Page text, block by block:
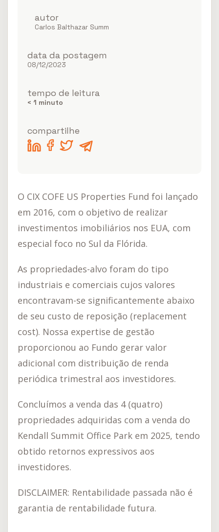
CIX COFE US
autor
Carlos Balthazar Summ
data da postagem
08/12/2023
tempo de leitura
< 1 minuto
compartilhe
O CIX COFE US Properties Fund foi lançado
em 2016, com o objetivo de realizar
investimentos imobiliários nos EUA, com
especial foco no Sul da Flórida.
As propriedades-alvo foram do tipo
industriais e comerciais cujos valores
encontravam-se significantemente abaixo
de seu custo de reposição (replacement
cost). Nossa expertise de gestão
proporcionou ao Fundo gerar valor
adicional com distribuição de renda
periódica trimestral aos investidores.
Concluímos a venda das 4 (quatro)
propriedades adquiridas com a venda do
Kendall Summit Office Park em 2025, tendo
obtido retornos expressivos aos
investidores.
DISCLAIMER: Rentabilidade passada não é
garantia de rentabilidade futura.